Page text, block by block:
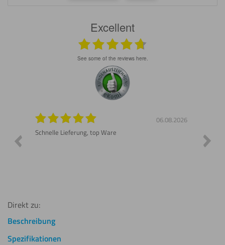
Excellent
see some of the reviews here.
06.08.2026
Schnelle Lieferung, top Ware
Gerne
Direkt zu:
Beschreibung
Spezifikationen